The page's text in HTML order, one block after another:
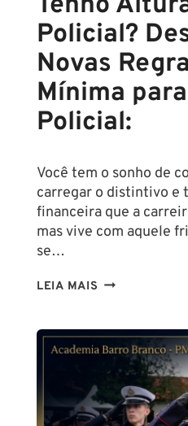
Policial?
Novas
Mínima
Policial:
Você tem o sonho de
carregar o distintivo e
financeira que a
mas vive com aquele
se…
LEIA MAIS TENHO
SER
POLICIAL?
DESCUBRA
AS
NOVAS